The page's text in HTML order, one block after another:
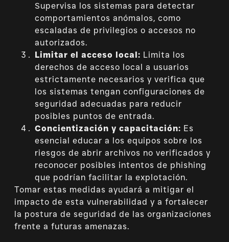
Supervisa los sistemas para detectar
comportamientos anómalos, como
escaladas de privilegios o accesos no
autorizados.
Limitar el acceso local: Limita los
derechos de acceso local a usuarios
estrictamente necesarios y verifica que
los sistemas tengan configuraciones de
seguridad adecuadas para reducir
posibles puntos de entrada.
Concientización y capacitación: Es
esencial educar a los equipos sobre los
riesgos de abrir archivos no verificados y
reconocer posibles intentos de phishing
que podrían facilitar la explotación.
Tomar estas medidas ayudará a mitigar el
impacto de esta vulnerabilidad y a fortalecer
la postura de seguridad de las organizaciones
frente a futuras amenazas.